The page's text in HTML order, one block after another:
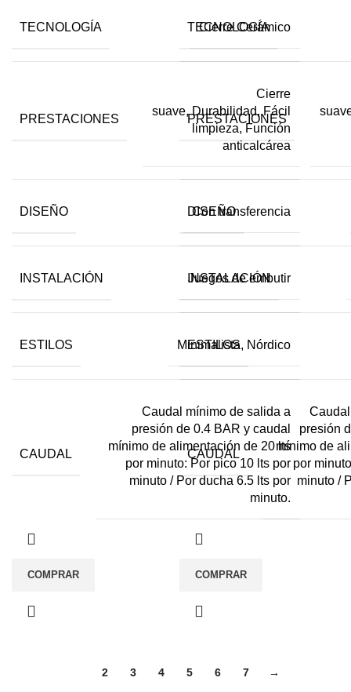
TECNOLOGÍA Cierre Cerámico
PRESTACIONES
Cierre
suave, Durabilidad, Fácil
limpieza, Función
anticalcárea
DISEÑO Con transferencia
INSTALACIÓN Juegos de embutir
ESTILOS Minimalista, Nórdico
CAUDAL
Caudal mínimo de salida a
presión de 0.4 BAR y caudal
mínimo de alimentación de 20 lts
por minuto: Por pico 10 lts por
minuto / Por ducha 6.5 lts por
minuto.
COMPRAR
TECNOLOGÍA
PRESTACIONES
DISEÑO
INSTALACIÓN
ESTILOS
CAUDAL
presión
mínimo de
por
minuto /
COMPRAR
2 3 4 5 6 7 →